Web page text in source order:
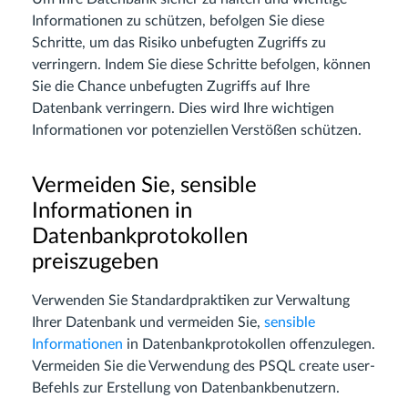
Informationen zu schützen, befolgen Sie diese
Schritte, um das Risiko unbefugten Zugriffs zu
verringern. Indem Sie diese Schritte befolgen, können
Sie die Chance unbefugten Zugriffs auf Ihre
Datenbank verringern. Dies wird Ihre wichtigen
Informationen vor potenziellen Verstößen schützen.
Vermeiden Sie, sensible
Informationen in
Datenbankprotokollen
preiszugeben
Verwenden Sie Standardpraktiken zur Verwaltung
Ihrer Datenbank und vermeiden Sie, sensible
Informationen in Datenbankprotokollen offenzulegen.
Vermeiden Sie die Verwendung des PSQL create user-
Befehls zur Erstellung von Datenbankbenutzern.